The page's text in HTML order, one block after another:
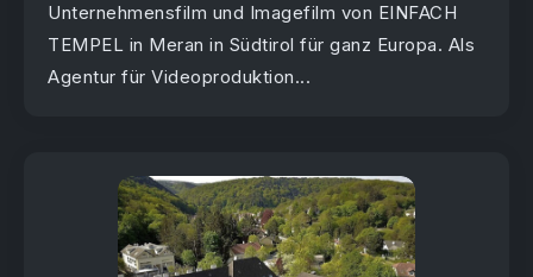
Unternehmensfilm und Imagefilm von EINFACH
TEMPEL in Meran in Südtirol für ganz Europa. Als
Agentur für Videoproduktion...